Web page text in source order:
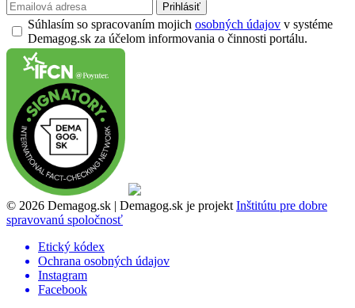
Prihlásiť
Súhlasím so spracovaním mojich osobných údajov v systéme
Demagog.sk za účelom informovania o činnosti portálu.
© 2026 Demagog.sk | Demagog.sk je projekt Inštitútu pre dobre
spravovanú spoločnosť
Etický kódex
Ochrana osobných údajov
Instagram
Facebook